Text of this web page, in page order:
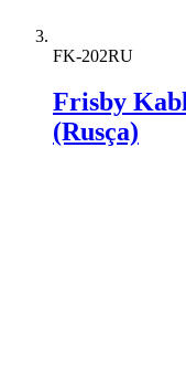
FK-202RU
Frisby
(Rusça)